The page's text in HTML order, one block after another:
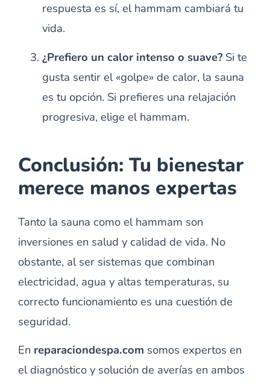
respuesta es sí, el hammam cambiará tu
vida.
¿Prefiero un calor intenso o suave? Si te
gusta sentir el «golpe» de calor, la sauna
es tu opción. Si prefieres una relajación
progresiva, elige el hammam.
Conclusión: Tu bienestar
merece manos expertas
Tanto la sauna como el hammam son
inversiones en salud y calidad de vida. No
obstante, al ser sistemas que combinan
electricidad, agua y altas temperaturas, su
correcto funcionamiento es una cuestión de
seguridad.
En reparaciondespa.com somos expertos en
el diagnóstico y solución de averías en ambos